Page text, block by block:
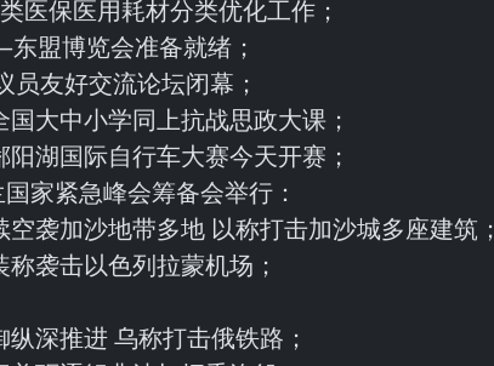
医保医用耗材分类优化工作；
盟博览会准备就绪；
员友好交流论坛闭幕；
国大中小学同上抗战思政大课；
阳湖国际自行车大赛今天开赛；
家紧急峰会筹备会举行：
空袭加沙地带多地 以称打击加沙城多座建筑；
袭击以色列拉蒙机场；
纵深推进 乌称打击俄铁路；